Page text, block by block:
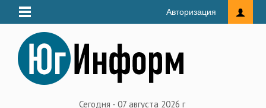
Авторизация
Сегодня - 07 августа 2026 г